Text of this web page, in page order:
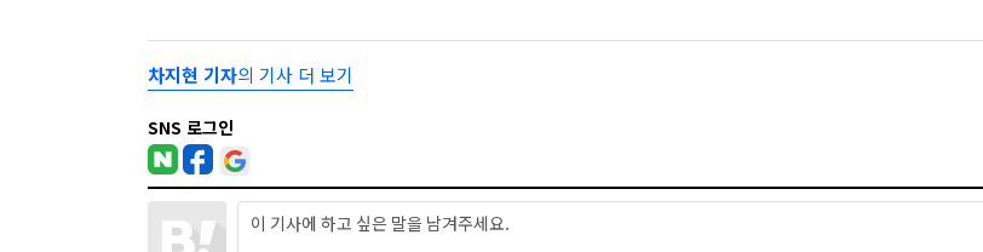
차지현 기자의 기사 더 보기
SNS 로그인